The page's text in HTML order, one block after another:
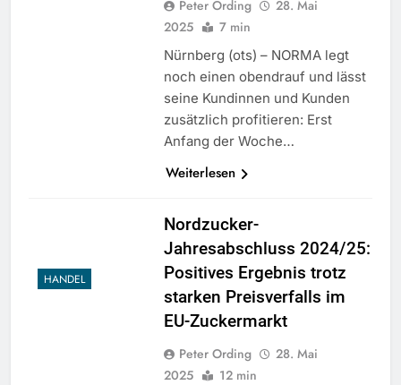
Peter Ording
28. Mai
2025
7 min
Nürnberg (ots) – NORMA legt
noch einen obendrauf und lässt
seine Kundinnen und Kunden
zusätzlich profitieren: Erst
Anfang der Woche…
Weiterlesen
HANDEL
Nordzucker-
Jahresabschluss 2024/25:
Positives Ergebnis trotz
starken Preisverfalls im
EU-Zuckermarkt
Peter Ording
28. Mai
2025
12 min